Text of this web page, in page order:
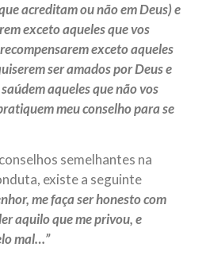
acreditam ou não em Deus) e
exceto aqueles que vos
exceto aqueles
ser amados por Deus e
aqueles que não vos
meu conselho para se
semelhantes na
existe a seguinte
me faça ser honesto com
aquilo que me privou, e
mal…”